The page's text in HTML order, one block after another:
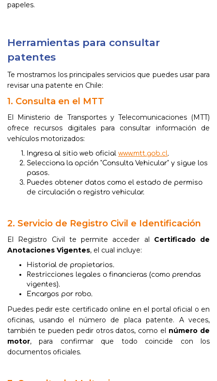
papeles.
Herramientas para consultar
patentes
Te mostramos los principales servicios que puedes usar para
revisar una patente en Chile:
1. Consulta en el MTT
El Ministerio de Transportes y Telecomunicaciones (MTT)
ofrece recursos digitales para consultar información de
vehículos motorizados:
Ingresa al sitio web oficial www.mtt.gob.cl.
Selecciona la opción "Consulta Vehicular" y sigue los
pasos.
Puedes obtener datos como el estado de permiso
de circulación o registro vehicular.
2. Servicio de Registro Civil e Identificación
El Registro Civil te permite acceder al Certificado de
Anotaciones Vigentes, el cual incluye:
Historial de propietarios.
Restricciones legales o financieras (como prendas
vigentes).
Encargos por robo.
Puedes pedir este certificado online en el portal oficial o en
oficinas, usando el número de placa patente. A veces,
también te pueden pedir otros datos, como el número de
motor, para confirmar que todo coincide con los
documentos oficiales.